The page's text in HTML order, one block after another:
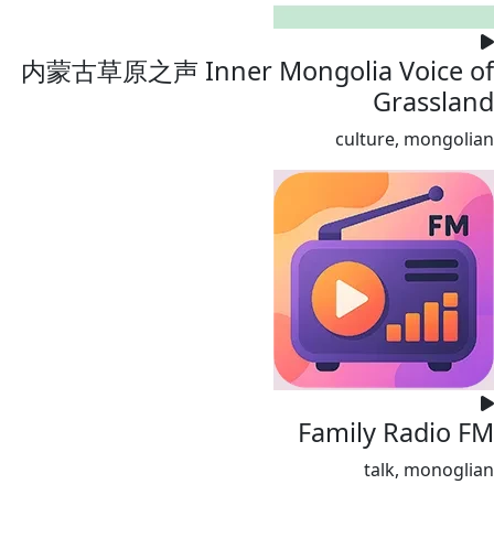
内蒙古草原之声 Inner Mongolia Voice of
Grassland
culture, mongolian
Family Radio FM
talk, monoglian